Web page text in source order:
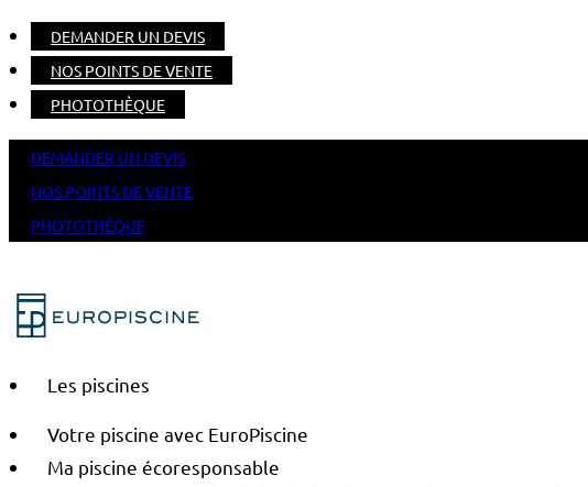
DEMANDER UN DEVIS
NOS POINTS DE VENTE
PHOTOTHÈQUE
DEMANDER UN DEVIS
NOS POINTS DE VENTE
PHOTOTHÈQUE
Les piscines
Votre piscine avec EuroPiscine
Ma piscine écoresponsable